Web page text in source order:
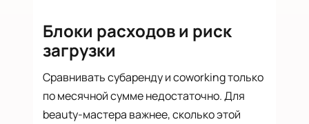
Блоки расходов и риск
загрузки
Сравнивать субаренду и coworking только
по месячной сумме недостаточно. Для
beauty-мастера важнее, сколько этой